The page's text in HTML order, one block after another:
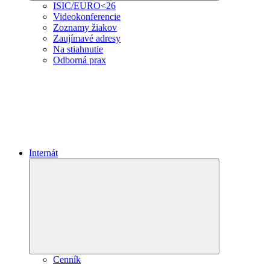
ISIC/EURO<26
Videokonferencie
Zoznamy žiakov
Zaujímavé adresy
Na stiahnutie
Odborná prax
Internát
Cenník